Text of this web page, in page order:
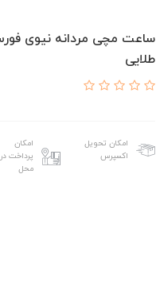
طلايی
امکان تحویل
اکسپرس
امکان
پرداخت در
محل